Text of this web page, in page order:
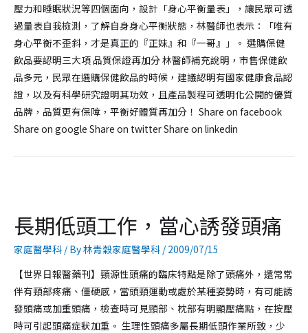
壓力和睡眠狀況等四個面向，設計「身心平衡量表」，讓民眾可透
過量表自我檢測，了解自身身心平衡狀態，林醫師也表示：「唯有
身心平衡不歪斜，才是真正的『正妹』和『一哥』」。 選購保健
飲品要認明三大項 品質保證再加分 林醫師補充說明，市售保健飲
品多元，民眾在選購保健飲品的時候，建議認明有國家健康食品認
證，以及有科學研究證明其功效，且產品製程可透明化公開的優質
品牌，品質更有保障，平衡好體質再加分！ Share on facebook
Share on google Share on twitter Share on linkedin
長期低頭工作，當心誘發頭痛
家庭醫學科 / By林青穀家庭醫學科 / 2009/07/15
【世界日報醫藥刊】頸源性頭痛的臨床特點是除了頭痛外，還常常
伴有頸部疼痛、僵硬感，當頭頸運動或處於某種姿勢時，有可能誘
發頭痛或加重頭痛，檢查時可見頸部、枕部有明顯壓痛點，在按壓
時可引起頭痛症狀加重。 生理性頭痛多屬長期低頭作業所致，少